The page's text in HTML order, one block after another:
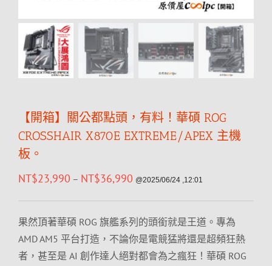
【開箱】關公都點頭，有料！華碩 ROG
CROSSHAIR X870E EXTREME/APEX 主機
板。
NT$23,990 – NT$36,990 @2025/06/24 ,12:01
果然頂著華碩 ROG 旗艦系列的頭銜就是王道。專為
AMD AM5 平台打造，不論你是電競猛將還是超頻狂熱
者，甚至是 AI 創作達人絕對都會為之瘋狂！華碩 ROG